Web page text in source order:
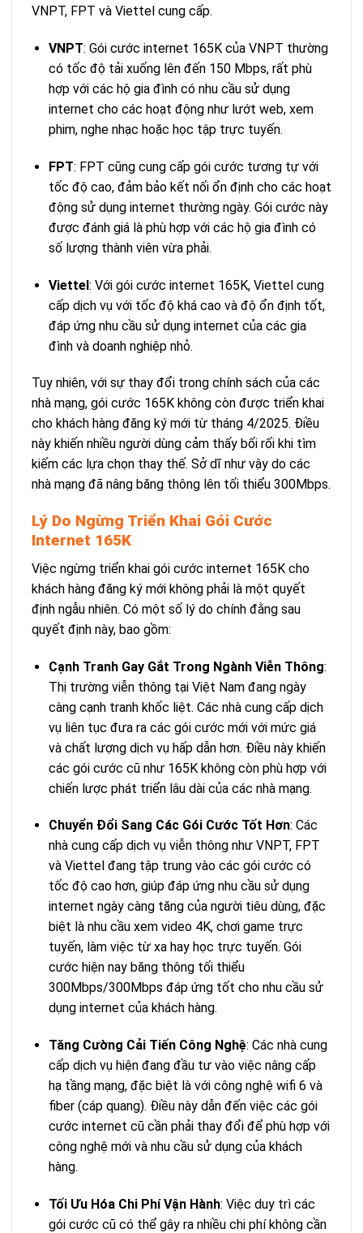
VNPT, FPT và Viettel cung cấp.
VNPT: Gói cước internet 165K của VNPT thường
có tốc độ tải xuống lên đến 150 Mbps, rất phù
hợp với các hộ gia đình có nhu cầu sử dụng
internet cho các hoạt động như lướt web, xem
phim, nghe nhạc hoặc học tập trực tuyến.
FPT: FPT cũng cung cấp gói cước tương tự với
tốc độ cao, đảm bảo kết nối ổn định cho các hoạt
động sử dụng internet thường ngày. Gói cước này
được đánh giá là phù hợp với các hộ gia đình có
số lượng thành viên vừa phải.
Viettel: Với gói cước internet 165K, Viettel cung
cấp dịch vụ với tốc độ khá cao và độ ổn định tốt,
đáp ứng nhu cầu sử dụng internet của các gia
đình và doanh nghiệp nhỏ.
Tuy nhiên, với sự thay đổi trong chính sách của các
nhà mạng, gói cước 165K không còn được triển khai
cho khách hàng đăng ký mới từ tháng 4/2025. Điều
này khiến nhiều người dùng cảm thấy bối rối khi tìm
kiếm các lựa chọn thay thế. Sở dĩ như vậy do các
nhà mạng đã nâng băng thông lên tối thiểu 300Mbps.
Lý Do Ngừng Triển Khai Gói Cước
Internet 165K
Việc ngừng triển khai gói cước internet 165K cho
khách hàng đăng ký mới không phải là một quyết
định ngẫu nhiên. Có một số lý do chính đằng sau
quyết định này, bao gồm:
Cạnh Tranh Gay Gắt Trong Ngành Viễn Thông:
Thị trường viễn thông tại Việt Nam đang ngày
càng cạnh tranh khốc liệt. Các nhà cung cấp dịch
vụ liên tục đưa ra các gói cước mới với mức giá
và chất lượng dịch vụ hấp dẫn hơn. Điều này khiến
các gói cước cũ như 165K không còn phù hợp với
chiến lược phát triển lâu dài của các nhà mạng.
Chuyển Đổi Sang Các Gói Cước Tốt Hơn: Các
nhà cung cấp dịch vụ viễn thông như VNPT, FPT
và Viettel đang tập trung vào các gói cước có
tốc độ cao hơn, giúp đáp ứng nhu cầu sử dụng
internet ngày càng tăng của người tiêu dùng, đặc
biệt là nhu cầu xem video 4K, chơi game trực
tuyến, làm việc từ xa hay học trực tuyến. Gói
cước hiện nay băng thông tối thiểu
300Mbps/300Mbps đáp ứng tốt cho nhu cầu sử
dụng internet của khách hàng.
Tăng Cường Cải Tiến Công Nghệ: Các nhà cung
cấp dịch vụ hiện đang đầu tư vào việc nâng cấp
hạ tầng mạng, đặc biệt là với công nghệ wifi 6 và
fiber (cáp quang). Điều này dẫn đến việc các gói
cước internet cũ cần phải thay đổi để phù hợp với
công nghệ mới và nhu cầu sử dụng của khách
hàng.
Tối Ưu Hóa Chi Phí Vận Hành: Việc duy trì các
gói cước cũ có thể gây ra nhiều chi phí không cần